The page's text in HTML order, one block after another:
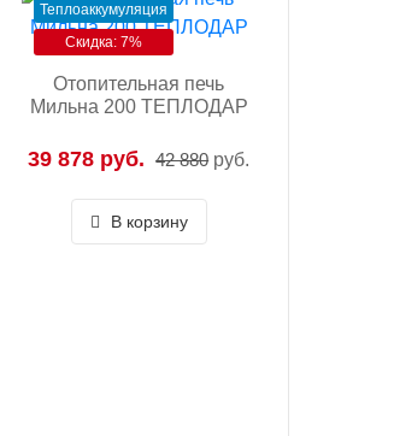
Теплоаккумуляция
Скидка: 7%
Отопительная печь
Мильна 200 ТЕПЛОДАР
39 878 руб. 42 880 руб.
В корзину